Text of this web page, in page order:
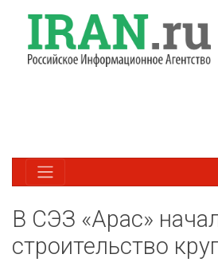
В СЭЗ «Арас»
строительство